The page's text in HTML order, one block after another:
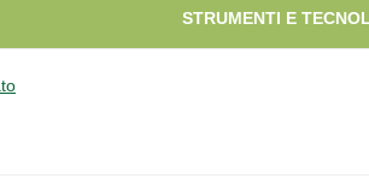
STRUMENTI E